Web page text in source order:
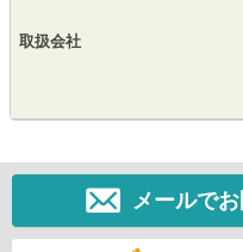
取扱会社
メールで